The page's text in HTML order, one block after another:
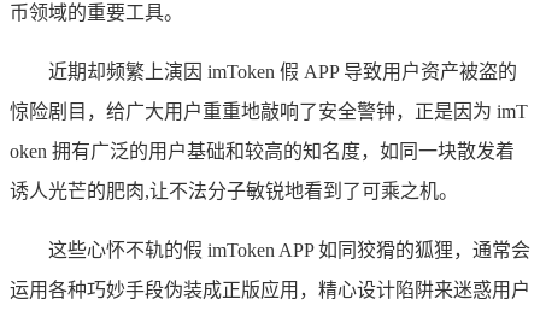
币领域的重要工具。
近期却频繁上演因 imToken 假 APP 导致用户资产被盗的
惊险剧目，给广大用户重重地敲响了安全警钟，正是因为 imT
oken 拥有广泛的用户基础和较高的知名度，如同一块散发着
诱人光芒的肥肉,让不法分子敏锐地看到了可乘之机。
这些心怀不轨的假 imToken APP 如同狡猾的狐狸，通常会
运用各种巧妙手段伪装成正版应用，精心设计陷阱来迷惑用户